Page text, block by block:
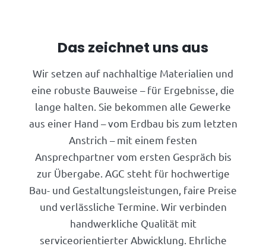
Das zeichnet uns aus
Wir setzen auf nachhaltige Materialien und
eine robuste Bauweise – für Ergebnisse, die
lange halten. Sie bekommen alle Gewerke
aus einer Hand – vom Erdbau bis zum letzten
Anstrich – mit einem festen
Ansprechpartner vom ersten Gespräch bis
zur Übergabe. AGC steht für hochwertige
Bau- und Gestaltungsleistungen, faire Preise
und verlässliche Termine. Wir verbinden
handwerkliche Qualität mit
serviceorientierter Abwicklung. Ehrliche